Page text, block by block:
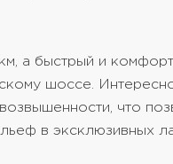
а быстрый и
шоссе.
что
в эксклюзивных